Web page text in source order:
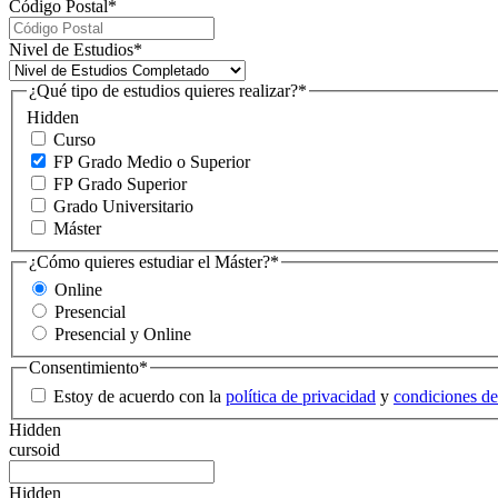
Código Postal*
Nivel de Estudios*
Hidden
¿Qué tipo de estudios quieres realizar?*
Curso
FP Grado Medio o Superior
FP Grado Superior
Grado Universitario
Máster
¿Cómo quieres estudiar el Máster?*
Online
Presencial
Presencial y Online
Consentimiento*
Estoy de acuerdo con la política de privacidad y condiciones
Hidden
cursoid
Hidden